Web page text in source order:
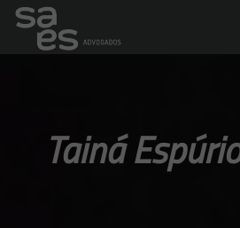
Tainá